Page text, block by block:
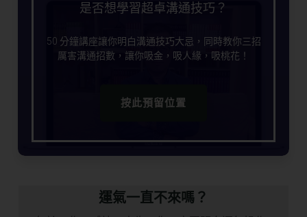
是否想學習超卓溝通技巧？
50 分鐘講座讓你明白溝通技巧大忌，同時教你三招
厲害溝通招數，讓你吸金，吸人緣，吸桃花！
按此預留位置
運氣一直不來嗎？